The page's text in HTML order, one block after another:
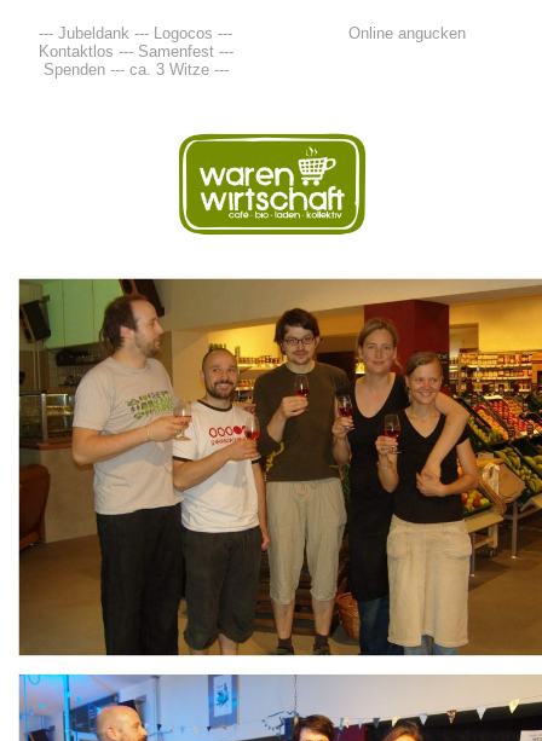
--- Jubeldank --- Logocos ---
Kontaktlos --- Samenfest ---
Spenden --- ca. 3 Witze ---
Online angucken